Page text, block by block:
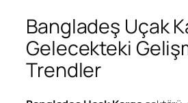
Bangladeş Uçak
Gelecekteki
Trendler